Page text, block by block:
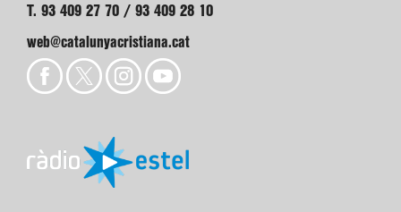
T. 93 409 27 70 / 93 409 28 10
web@catalunyacristiana.cat